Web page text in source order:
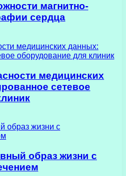
магнитно-
сердца
медицинских
сетевое
образ жизни с